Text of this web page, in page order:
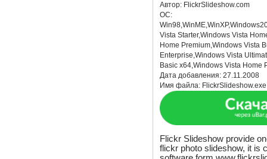
Автор: FlickrSlideshow.com
ОС:
Vista Starter,Windows Vista
Home Premium,Windows Vista
Enterprise,Windows Vista
Basic x64,Windows Vista Home
Дата добавления:27.11.2008
Имя файла: FlickrSlideshow.exe
Flickr Slideshow provide
flickr photo slideshow, it is